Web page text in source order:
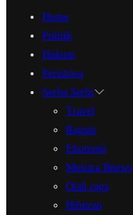
Home
Politik
Hukum
Peristiwa
Serba Serbi
Travel
Ragam
Ekonomi
Mutiara Bnews
Olah raga
Hiburan